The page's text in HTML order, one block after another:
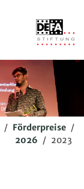
/ Förderpreise /
2026 / 2023